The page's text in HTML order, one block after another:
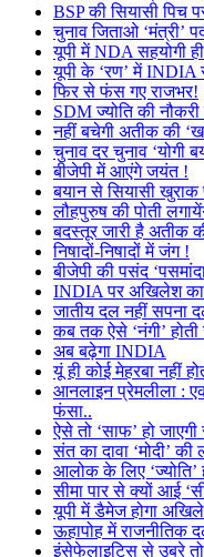
BSP की सियासी पिच
चुनाव जिताओ ‘मंत्री’
यूपी में NDA सहयोगी
यूपी के ‘रण’ में INDIA
फिर से फंस गए राजभर!
SDM ज्योति की
नहीं बचेगी अतीक की
चुनाव दर चुनाव ‘योगी
बीजेपी में आएंगे जयंत !
बयान से सियासी खुराक
लौहपुरुष की पोती
बदस्तूर जारी है अतीक
निषादों-निषादों में जंग !
बीजेपी की पसंद
INDIA पर अखिलेश का
जातीय दल नहीं सपना
कब तक ऐसे ‘नंगी’ होती
अब बढ़ेगा INDIA
यूं ही कोई मेहरबा नहीं
आनलाइन प्रेमलीला :
फंसा..
ऐसे तो ‘साफ’ हो जाएगी
संत का दावा ‘मोदी’
आलोक के लिए ‘ज्योति’
सीमा पार से क्यों आई
यूपी में डैमेज होगा
ऊहापोह में राजनीतिक
इंसेफेलाइटिस से उबरे